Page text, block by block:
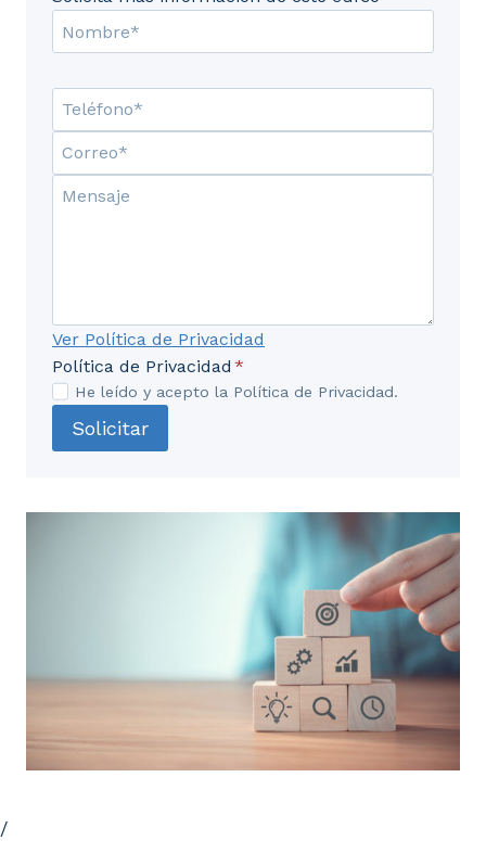
Ver Política de Privacidad
Política de Privacidad *
He leído y acepto la Política de Privacidad.
Solicitar
/